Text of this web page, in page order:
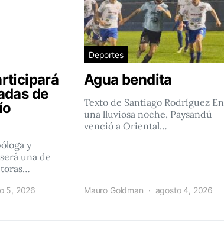
de
y
una de
5, 2026
Deportes
Agua bendita
Texto de Santiago Rodríguez En
una lluviosa noche, Paysandú
venció a Oriental…
Mauro Goldman agosto 4, 2026